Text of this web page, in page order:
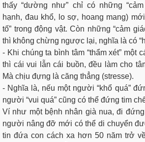
thấy “dường như” chỉ có những
hạnh, đau khổ, lo sợ, hoang mang)
tố” trong động vật. Còn những “cảm
thì không chừng ngược lại, nghĩa là có
- Khi chúng ta bình tâm “thẩm xét” một
thì cái vui lẫn cái buồn, đều làm cho
Mà chịu đựng là căng thẳng (stresse).
- Nghĩa là, nếu một người “khổ quá”
người “vui quá” cũng có thể đứng tim
Ví như một bệnh nhân già nua, đi
người nâng đỡ mới có thể di chuyển
tin đứa con cách xa hơn 50 năm trở